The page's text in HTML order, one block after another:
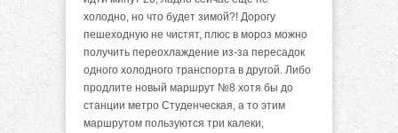
холодно, но что будет зимой?! Дорогу
пешеходную не чистят, плюс в мороз можно
получить переохлаждение из-за пересадок
одного холодного транспорта в другой. Либо
продлите новый маршрут №8 хотя бы до
станции метро Студенческая, а то этим
маршрутом пользуются три калеки,